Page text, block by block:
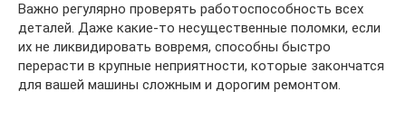
Важно регулярно проверять работоспособность всех
деталей. Даже какие-то несущественные поломки, если
их не ликвидировать вовремя, способны быстро
перерасти в крупные неприятности, которые закончатся
для вашей машины сложным и дорогим ремонтом.